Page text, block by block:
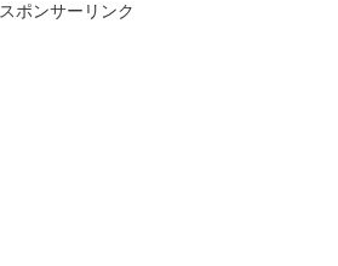
スポンサーリンク